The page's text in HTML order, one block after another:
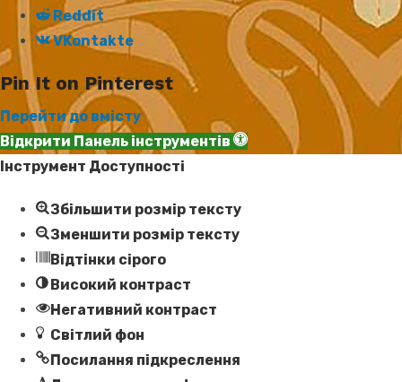
Reddit
VKontakte
Pin It on Pinterest
Перейти до вмісту
Відкрити Панель інструментів
Інструмент Доступності
Збільшити розмір тексту
Зменшити розмір тексту
Відтінки сірого
Високий контраст
Негативний контраст
Світлий фон
Посилання підкреслення